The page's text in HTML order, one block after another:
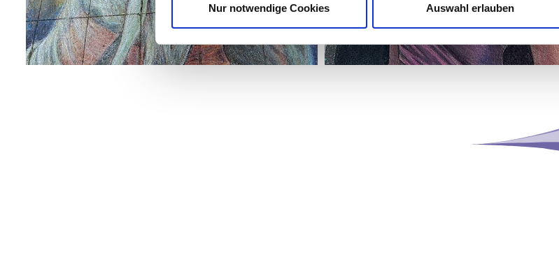
Nur notwendige Cookies Auswahl erlauben